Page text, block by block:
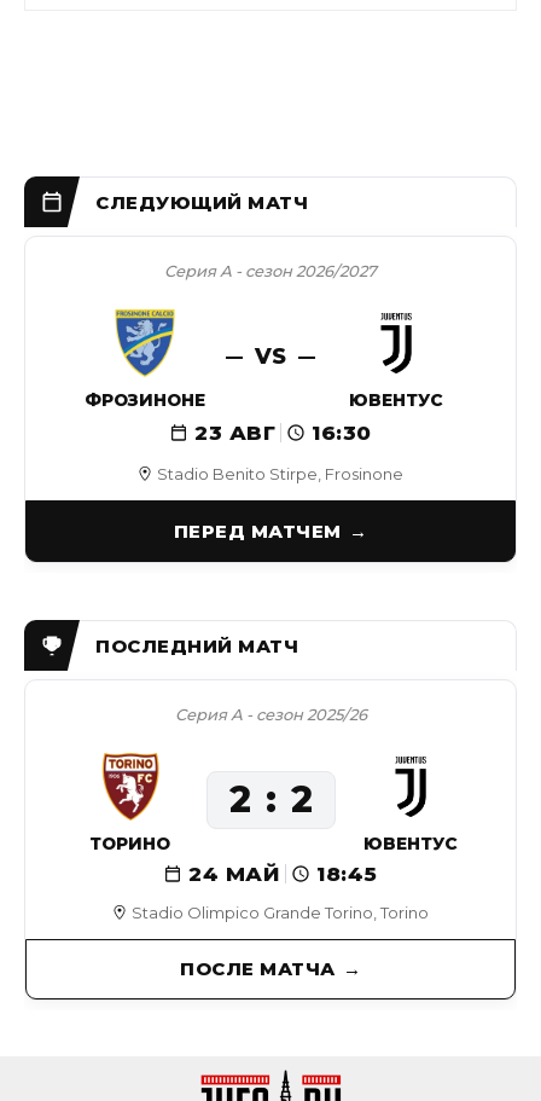
Stadio Benito Stirpe, Frosinone
Серия А - сезон 2026/2027
ФРОЗИНОНЕ
VS
ЮВЕНТУС
23 АВГ 16:30
ПЕРЕД МАТЧЕМ
Stadio Olimpico Grande Torino, Torino
Серия А - сезон 2025/26
24 МАЙ 18:45
ТОРИНО
2 2
ЮВЕНТУС
ПОСЛЕ МАТЧА